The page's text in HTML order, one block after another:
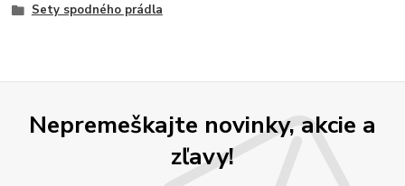
Sety spodného prádla
Nepremeškajte novinky, akcie a
zľavy!